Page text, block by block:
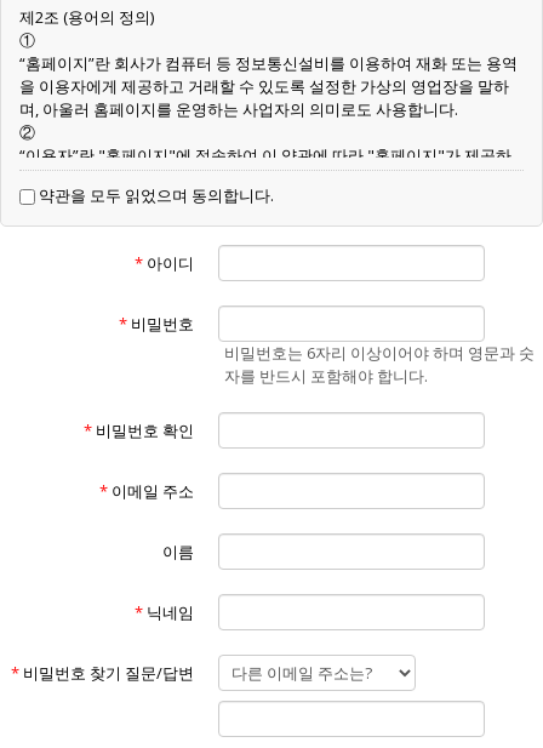
제2조 (용어의 정의)
①
“홈페이지”란 회사가 컴퓨터 등 정보통신설비를 이용하여 재화 또는 용역
을 이용자에게 제공하고 거래할 수 있도록 설정한 가상의 영업장을 말하
며, 아울러 홈페이지를 운영하는 사업자의 의미로도 사용합니다.
②
“이용자”란 "홈페이지"에 접속하여 이 약관에 따라 "홈페이지"가 제공하
는 서비스를 받는 회원 및 비회원을 말합니다.
③
“회원”이라 함은 "홈페이지"에 개인정보를 제공하여 회원등록을 한 자로
서, "홈페이지"의 정보를 지속적으로 제공받으며 "홈페이지"가 제공하는
서비스를 계속적으로 이용할 수 있는 자를 말합니다.
“비회원”이라 함은 회원에 가입하지 않고 "홈페이지"가 제공하는 서비스
를 이용하는 자를 말합니다.
“게시물”이라 함은 회원이 홈페이지를 이용함에 있어서 홈페이지에 게시
한 부호,문자,음성,음향,화상,동영상 등의 정보 형태의 글,사진,동영상 및
각종 파일과 링크 등을 의미합니다.
본 약관은 "홈페이지"의 서비스 화면(www.에너맥스.com)에 게시하거나
홈페이지는 불가피한 여건이나 사정이 있을 경우 약관을 변경할 수 있으
며 변경할 경우, 적용일자 및 개정사유를 명시하여 현행약관과 함께 "홈페
이지"의 초기화면에 7일 이전부터 적용일자 전까지 공지합니다. 단, 회원
소로(회원이 "홈페이지"에 제출한 전자우편 주소) 개정약관을 발송하여
통지해야 합니다.
"홈페이지"가 전항에 따라 개정약관을 공지 또는 통지 하면서 회원에게 7
약관을 모두 읽었으며 동의합니다.
* 아이디
* 비밀번호
비밀번호는 6자리 이상이어야 하며 영문과 숫
자를 반드시 포함해야 합니다.
* 비밀번호 확인
* 이메일 주소
이름
* 닉네임
* 비밀번호 찾기 질문/답변